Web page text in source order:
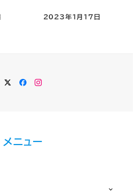
2023年1月17日
Twitter
Facebook
Instagram
メニュー